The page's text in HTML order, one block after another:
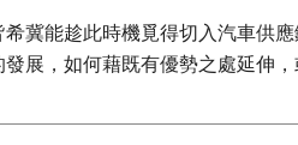
冀能趁此時機覓得切入汽車供
展，如何藉既有優勢之處延伸